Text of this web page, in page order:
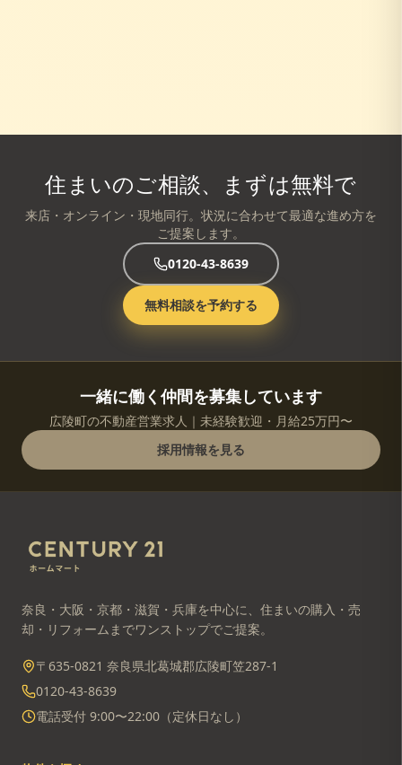
住まいのご相談、まずは無料で
来店・オンライン・現地同行。状況に合わせて最適な進め方を
ご提案します。
0120-43-8639
無料相談を予約する
一緒に働く仲間を募集しています
広陵町の不動産営業求人｜未経験歓迎・月給25万円〜
採用情報を見る
奈良・大阪・京都・滋賀・兵庫を中心に、住まいの購入・売
却・リフォームまでワンストップでご提案。
〒635-0821 奈良県北葛城郡広陵町笠287-1
0120-43-8639
電話受付 9:00〜22:00（定休日なし）